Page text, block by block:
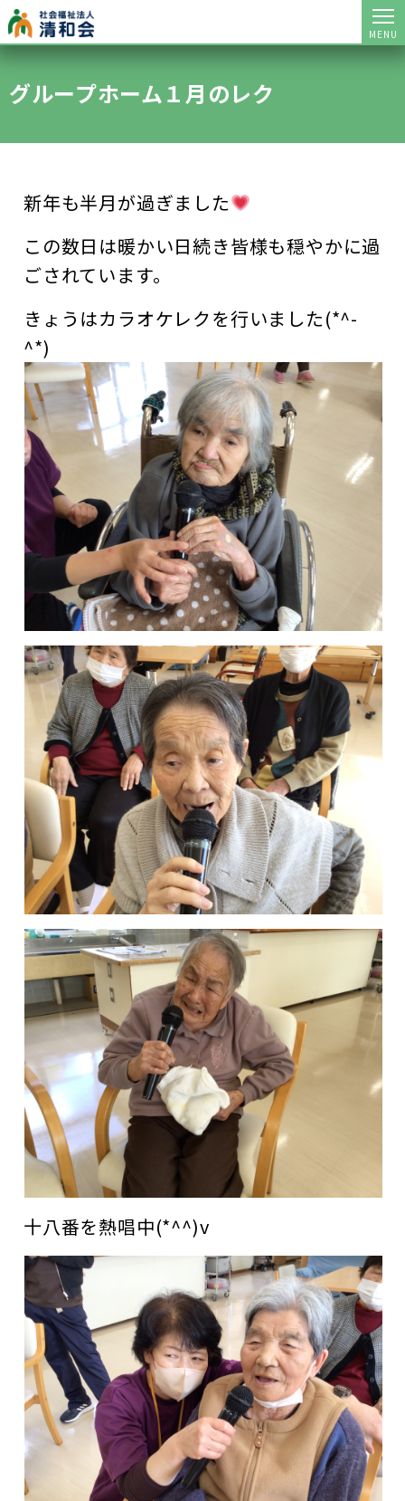
MENU
グループホーム１月のレク
新年も半月が過ぎました
この数日は暖かい日続き皆様も穏やかに過
ごされています。
きょうはカラオケレクを行いました(*^-
^*)
十八番を熱唱中(*^^)v